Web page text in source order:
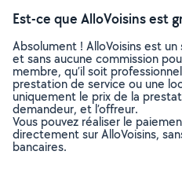
Est-ce que AlloVoisins est
Absolument ! AlloVoisins est
et sans aucune commission
membre, qu’il soit
prestation de service ou une
uniquement le prix de la
demandeur, et l’offreur.
Vous pouvez réaliser le
directement sur AlloVoisins,
bancaires.